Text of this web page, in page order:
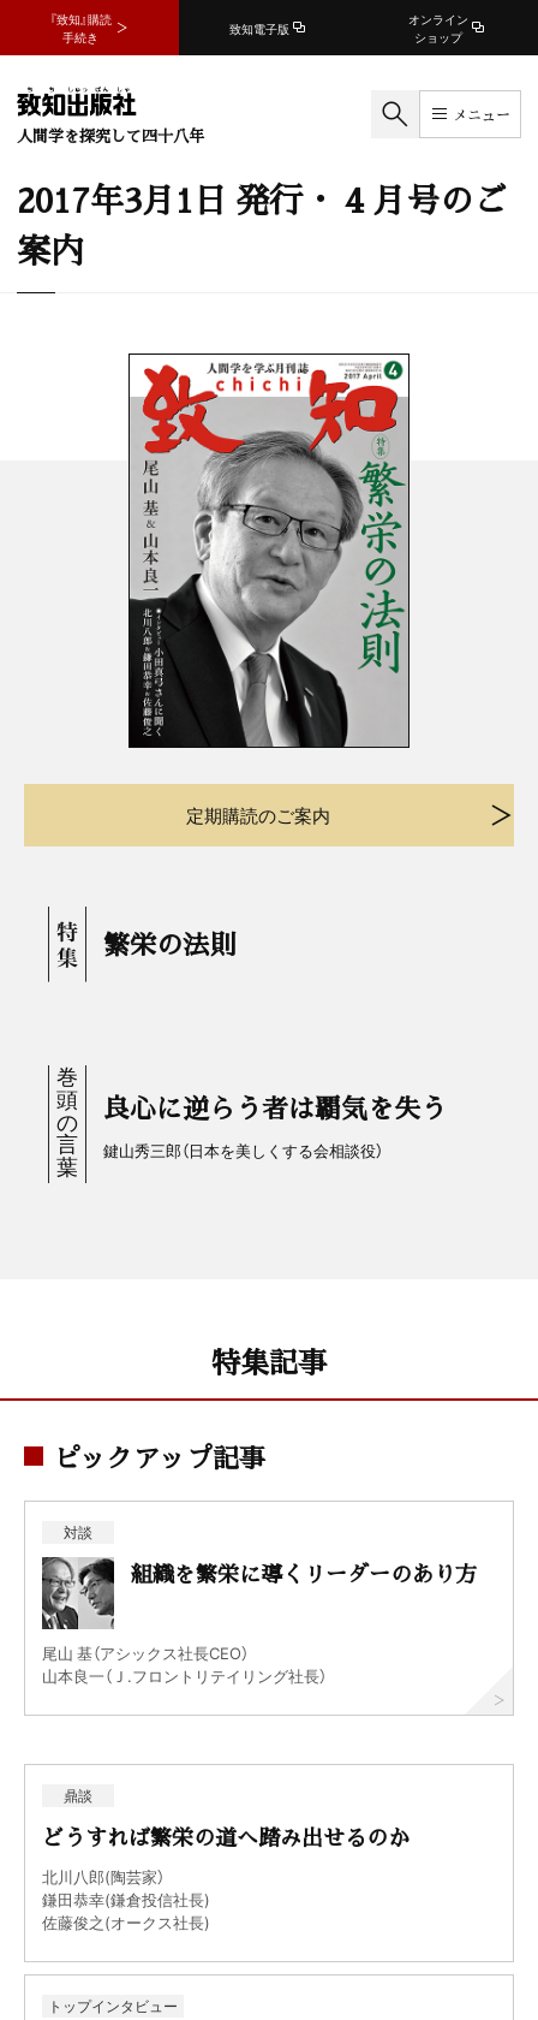
『致知』購読
手続き
致知電子版
オンライン
ショップ
人間学を探究して四十八年
メニュー
2017年3月1日 発行・ 4 月号のご
案内
定期購読のご案内
繁栄の法則
良心に逆らう者は覇気を失う
鍵山秀三郎（日本を美しくする会相談役）
特集記事
ピックアップ記事
対談
組織を繁栄に導くリーダーのあり方
尾山 基（アシックス社長CEO）
山本良一（Ｊ.フロントリテイリング社長）
鼎談
どうすれば繁栄の道へ踏み出せるのか
北川八郎(陶芸家）
鎌田恭幸(鎌倉投信社長)
佐藤俊之(オークス社長)
トップインタビュー